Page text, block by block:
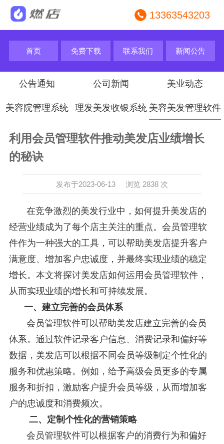
13363543203
首页 免费下载 联系我们 新闻公告
公告通知 公司新闻 美业动态
美容院管理系统 理发美发收银系统 美容美发管理软件
利用会员管理软件推动美发店业绩增长
的秘诀
发布于2023-06-13 浏览 2838 次
在竞争激烈的美发行业中，如何提升美发店的
经营业绩成为了每个店主关注的重点。会员管理软
件作为一种强大的工具，可以帮助美发店提升客户
满意度、增加客户忠诚度，并最终实现业绩的稳定
增长。本文将探讨美发店如何运用会员管理软件，
从而实现业绩的增长和可持续发展。
一、建立完善的会员体系
会员管理软件可以帮助美发店建立完善的会员
体系。通过软件记录客户信息、消费记录和偏好等
数据，美发店可以根据不同会员等级制定个性化的
服务和优惠策略。例如，给予高级会员更多的专属
服务和折扣，激励客户提升会员等级，从而增加客
户的忠诚度和消费频次。
二、定制个性化的营销策略
会员管理软件可以根据客户的消费行为和偏好